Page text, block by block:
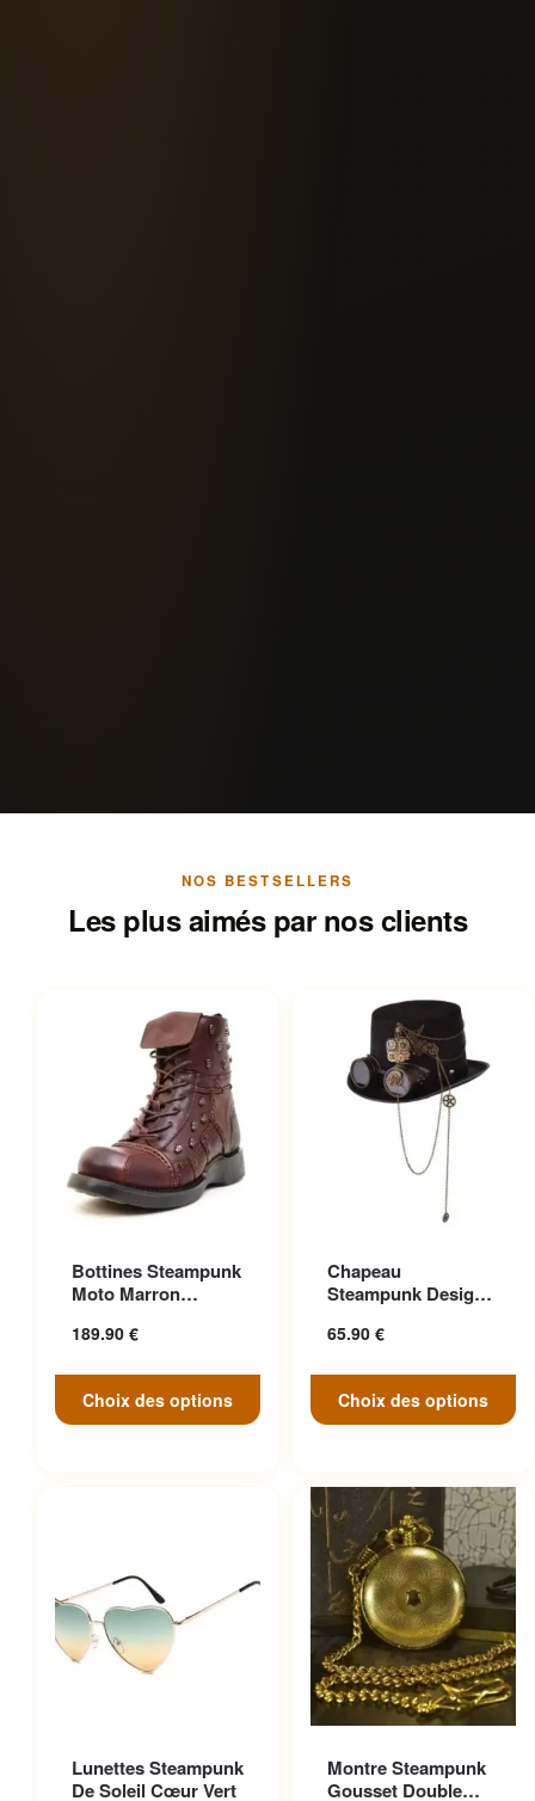
NOS BESTSELLERS
Les plus aimés par nos clients
Bottines Steampunk
Moto Marron
189.90 €
Choix des options
variations. Les options
page du produit
Chapeau
Steampunk Design
65.90 €
Choix des options
variations. Les options
peuvent être choisies sur la
page du produit
Lunettes Steampunk
De Soleil Cœur Vert
variations. Les options
Montre Steampunk
Gousset Double